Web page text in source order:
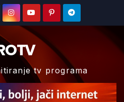
tv programa